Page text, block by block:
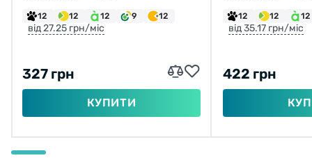
12 12 12 9 12
від 27.25 грн/міс
327 грн
КУПИТИ
12 12 12
від 35.17 грн/міс
422 грн